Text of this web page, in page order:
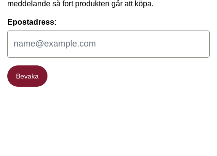
meddelande så fort produkten går att köpa.
Epostadress:
Bevaka
Bevaka